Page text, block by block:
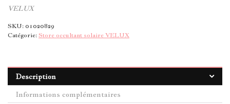
VELUX
SKU:01020829
Catégorie:Store occultant solaire VELUX
Description
Informations complémentaires